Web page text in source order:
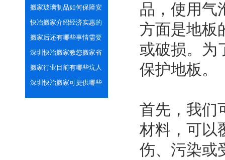
品？
搬家玻璃制品如何保障安
全
快冶搬家介绍经济实惠的
几点搬家方式
搬家后还有哪些事情需要
做好？
深圳快冶搬家教您搬家省
心省力的打包技巧
搬家行业目前有哪些坑人
套路？
深圳快冶搬家可提供哪些
货运车型？
品，使用气
方面是地板
或破损。为
保护地板。
首先，我们
材料，可以
伤、污染或